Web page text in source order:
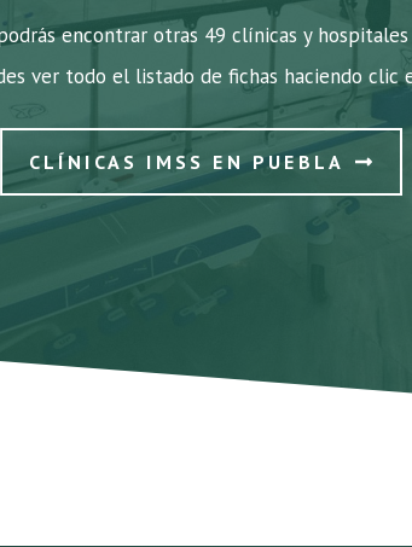
encontrar otras 49 clínicas y
ver todo el listado de fichas haciendo clic
CLÍNICAS IMSS EN PUEBLA